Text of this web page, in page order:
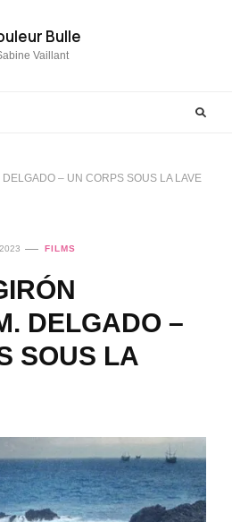
Bulle
Vaillant
– UN CORPS SOUS LA LAVE
FILMS
DELGADO –
SOUS LA